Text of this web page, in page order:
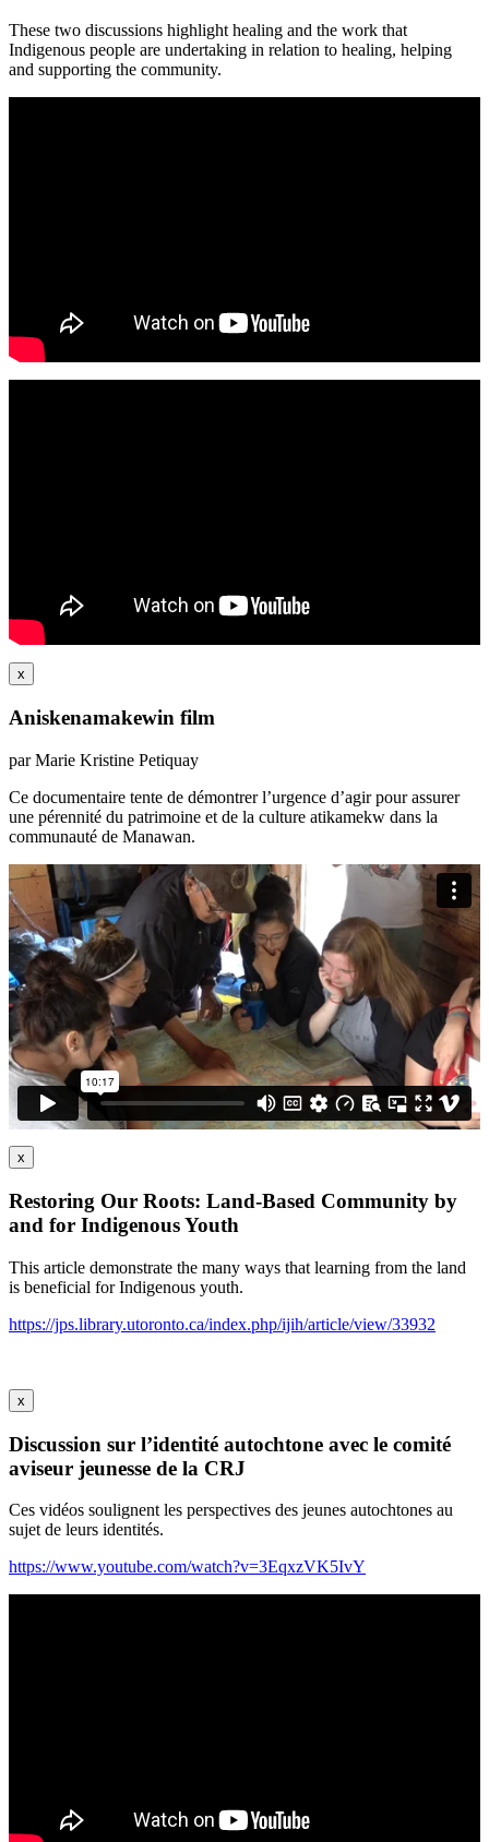
These two discussions highlight healing and the work that
Indigenous people are undertaking in relation to healing, helping
and supporting the community.
x
Aniskenamakewin film
par Marie Kristine Petiquay
Ce documentaire tente de démontrer l’urgence d’agir pour assurer
une pérennité du patrimoine et de la culture atikamekw dans la
communauté de Manawan.
x
Restoring Our Roots: Land-Based Community by
and for Indigenous Youth
This article demonstrate the many ways that learning from the land
is beneficial for Indigenous youth.
https://jps.library.utoronto.ca/index.php/ijih/article/view/33932
x
Discussion sur l’identité autochtone avec le comité
aviseur jeunesse de la CRJ
Ces vidéos soulignent les perspectives des jeunes autochtones au
sujet de leurs identités.
https://www.youtube.com/watch?v=3EqxzVK5IvY